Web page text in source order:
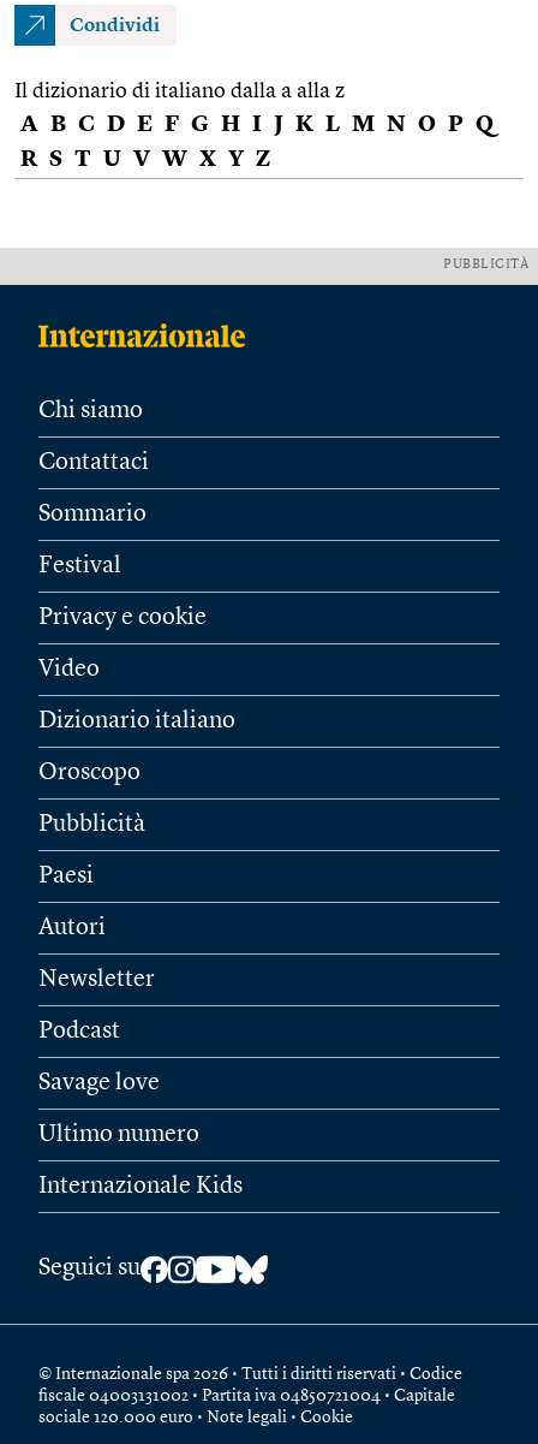
Condividi
Il dizionario di italiano dalla a alla z
A B C D E F G H I J K L M N O P Q
R S T U V W X Y Z
PUBBLICITÀ
Chi siamo
Contattaci
Sommario
Festival
Privacy e cookie
Video
Dizionario italiano
Oroscopo
Pubblicità
Paesi
Autori
Newsletter
Podcast
Savage love
Ultimo numero
Internazionale Kids
Seguici su
© Internazionale spa 2026 • Tutti i diritti riservati • Codice
fiscale 04003131002 • Partita iva 04850721004 • Capitale
sociale 120.000 euro • Note legali • Cookie